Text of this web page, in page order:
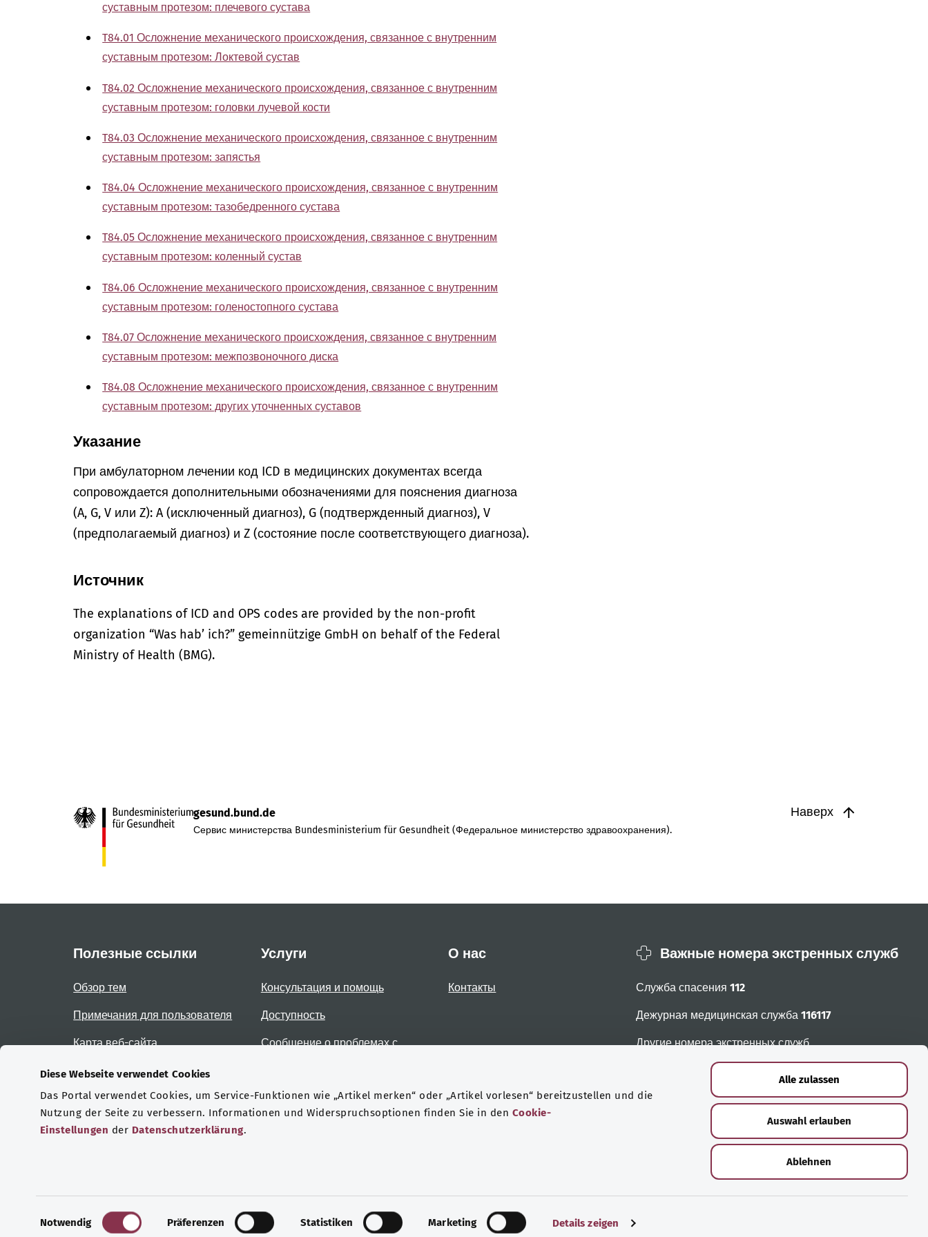
Diese Webseite verwendet Cookies
Das Portal verwendet Cookies, um Service-Funktionen wie „Artikel merken“ oder „Artikel vorlesen“ bereitzustellen und die
Nutzung der Seite zu verbessern. Informationen und Widerspruchsoptionen finden Sie in den Cookie-
Einstellungen der Datenschutzerklärung.
Notwendig Präferenzen Statistiken Marketing Details zeigen
Alle zulassen
Auswahl erlauben
Ablehnen
суставным протезом: плечевого сустава
T84.01 Осложнение механического происхождения, связанное с внутренним
суставным протезом: Локтевой сустав
T84.02 Осложнение механического происхождения, связанное с внутренним
суставным протезом: головки лучевой кости
T84.03 Осложнение механического происхождения, связанное с внутренним
суставным протезом: запястья
T84.04 Осложнение механического происхождения, связанное с внутренним
суставным протезом: тазобедренного сустава
T84.05 Осложнение механического происхождения, связанное с внутренним
суставным протезом: коленный сустав
T84.06 Осложнение механического происхождения, связанное с внутренним
суставным протезом: голеностопного сустава
T84.07 Осложнение механического происхождения, связанное с внутренним
суставным протезом: межпозвоночного диска
T84.08 Осложнение механического происхождения, связанное с внутренним
суставным протезом: других уточненных суставов
Указание
При амбулаторном лечении код ICD в медицинских документах всегда
сопровождается дополнительными обозначениями для пояснения диагноза
(A, G, V или Z): A (исключенный диагноз), G (подтвержденный диагноз), V
(предполагаемый диагноз) и Z (состояние после соответствующего диагноза).
Источник
The explanations of ICD and OPS codes are provided by the non-profit
organization “Was hab’ ich?” gemeinnützige GmbH on behalf of the Federal
Ministry of Health (BMG).
Наверх
gesund.bund.de
Сервис министерства Bundesministerium für Gesundheit (Федеральное министерство здравоохранения).
Полезные ссылки
Обзор тем
Примечания для пользователя
Карта веб-сайта
Услуги
Консультация и помощь
Доступность
Сообщение о проблемах с
О нас
Контакты
Важные номера экстренных служб
Служба спасения 112
Дежурная медицинская служба 116117
Другие номера экстренных служб
Сертификаты
© 2026 Bundesministerium für Gesundheit. Защита данных Выходные данные